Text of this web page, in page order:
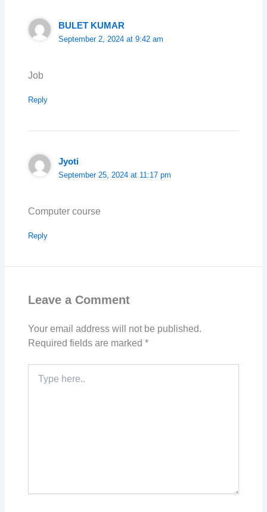
BULET KUMAR
September 2, 2024 at 9:42 am
Job
Reply
Jyoti
September 25, 2024 at 11:17 pm
Computer course
Reply
Leave a Comment
Your email address will not be published.
Required fields are marked*
here..